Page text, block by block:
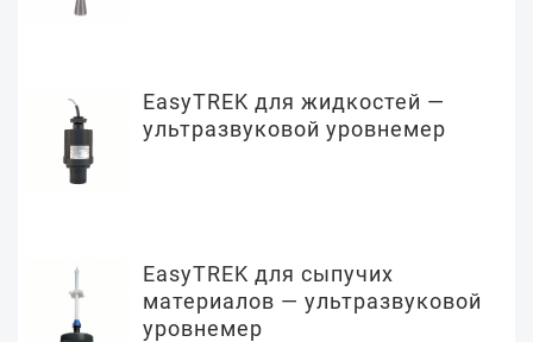
EasyTREK для жидкостей —
ультразвуковой уровнемер
EasyTREK для сыпучих
материалов — ультразвуковой
уровнемер